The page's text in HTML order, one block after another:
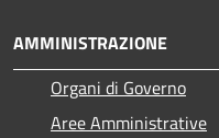
AMMINISTRAZIONE
Organi di Governo
Aree Amministrative